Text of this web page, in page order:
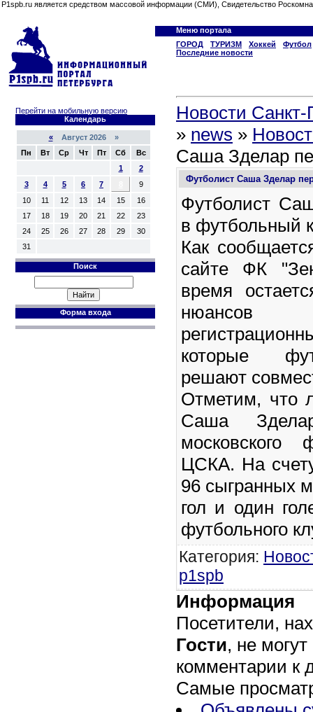
P1spb.ru является средством массовой информации (СМИ), Свидетельство
Меню портала
ГОРОД
ТУРИЗМ Хоккей
Футбол
Последние новости
Перейти на мобильную версию
Календарь
«Август 2026 »
Пн
Вт Ср Чт Пт Сб
Вс
1
2
3
4 5 6 7
9
10
11 12 13 14 15
16
17
18 19 20 21 22
23
24
25 26 27 28 29
30
31
Поиск
Форма входа
Новости Санкт-
» news »
Саша Зделар
Футболист Саша Зделар
Футболист
в футбольный
Как
сайте ФК
время
нюансов
которые
решают
Отметим, что
Саша
московского
ЦСКА. На
96 сыгранных
гол и один
футбольного
Категория:
p1spb
Информация
Посетители,
Гости, не
комментарии к
Самые